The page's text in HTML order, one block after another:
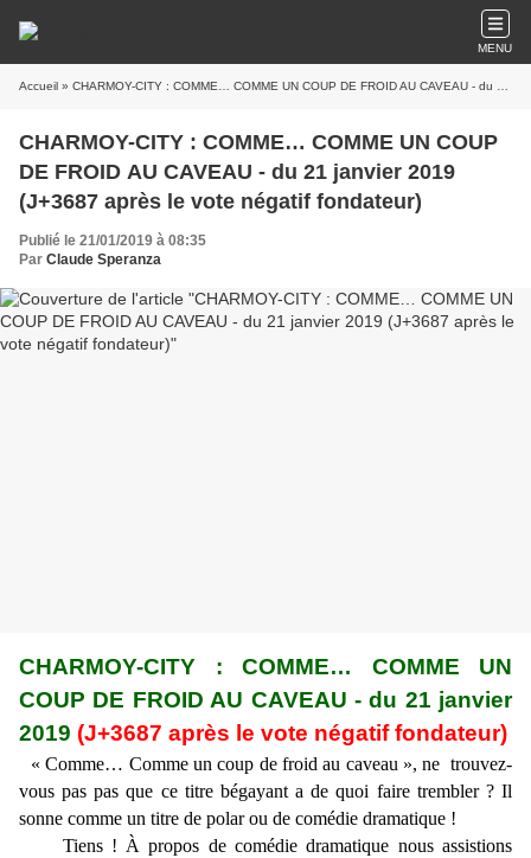
MENU
Accueil » CHARMOY-CITY : COMME… COMME UN COUP DE FROID AU CAVEAU - du 21 janvier 2019 (J+3687 après le vote négatif fondateur)
CHARMOY-CITY : COMME… COMME UN COUP
DE FROID AU CAVEAU - du 21 janvier 2019
(J+3687 après le vote négatif fondateur)
Publié le 21/01/2019 à 08:35
Par Claude Speranza
CHARMOY-CITY : COMME… COMME UN
COUP DE FROID AU CAVEAU - du 21 janvier
2019 (J+3687 après le vote négatif fondateur)
« Comme… Comme un coup de froid au caveau », ne trouvez-
vous pas pas que ce titre bégayant a de quoi faire trembler ? Il
sonne comme un titre de polar ou de comédie dramatique !
Tiens ! À propos de comédie dramatique nous assistions